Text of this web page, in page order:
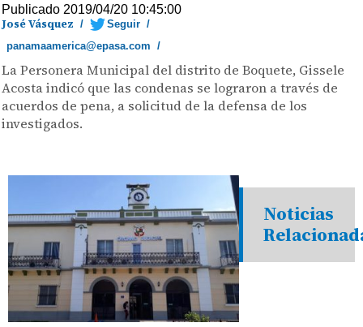
Publicado 2019/04/20 10:45:00
José Vásquez / Seguir /
panamaamerica@epasa.com /
La Personera Municipal del distrito de Boquete, Gissele
Acosta indicó que las condenas se lograron a través de
acuerdos de pena, a solicitud de la defensa de los
investigados.
Noticias